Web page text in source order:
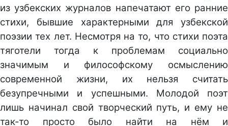
из узбекских журналов напечатают его ранние
стихи, бывшие характерными для узбекской
поэзии тех лет. Несмотря на то, что стихи поэта
тяготели тогда к проблемам социально
значимым и философскому осмыслению
современной жизни, их нельзя считать
безупречными и успешными. Молодой поэт
лишь начинал свой творческий путь, и ему не
так-то просто было найти на нём и